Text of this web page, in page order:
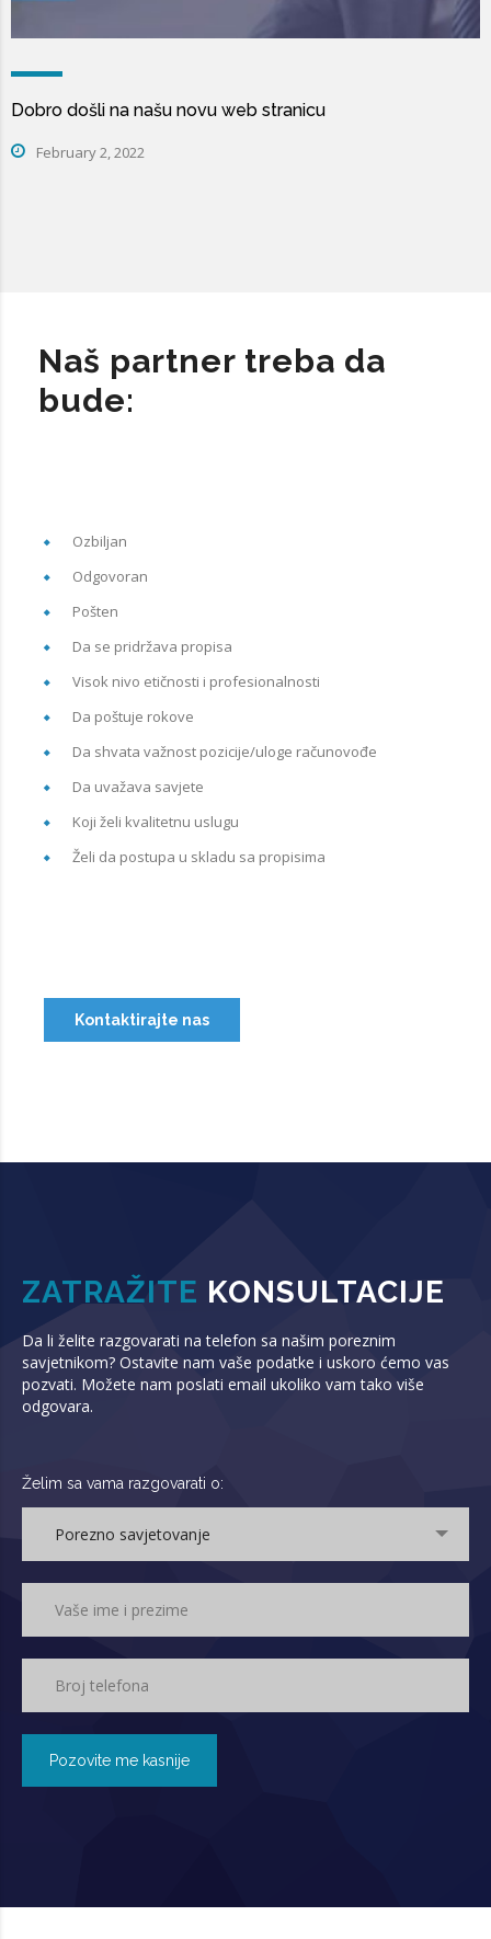
Dobro došli na našu novu web stranicu
February 2, 2022
Naš partner treba da
bude:
Ozbiljan
Odgovoran
Pošten
Da se pridržava propisa
Visok nivo etičnosti i profesionalnosti
Da poštuje rokove
Da shvata važnost pozicije/uloge računovođe
Da uvažava savjete
Koji želi kvalitetnu uslugu
Želi da postupa u skladu sa propisima
Kontaktirajte nas
ZATRAŽITE KONSULTACIJE
Da li želite razgovarati na telefon sa našim poreznim
savjetnikom? Ostavite nam vaše podatke i uskoro ćemo vas
pozvati. Možete nam poslati email ukoliko vam tako više
odgovara.
Želim sa vama razgovarati o:
Porezno savjetovanje
Pozovite me kasnije